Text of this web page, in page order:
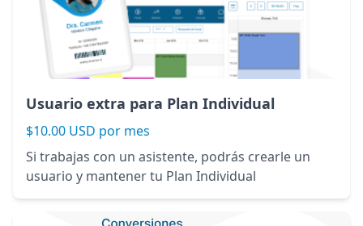
Usuario extra para Plan Individual
$10.00 USD por mes
Si trabajas con un asistente, podrás crearle un
usuario y mantener tu Plan Individual